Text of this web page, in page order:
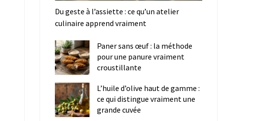
Du geste à l’assiette : ce qu’un atelier
culinaire apprend vraiment
Paner sans œuf : la méthode
pour une panure vraiment
croustillante
L’huile d’olive haut de gamme :
ce qui distingue vraiment une
grande cuvée